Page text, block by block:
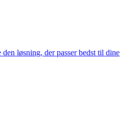
løsning, der passer bedst til dine